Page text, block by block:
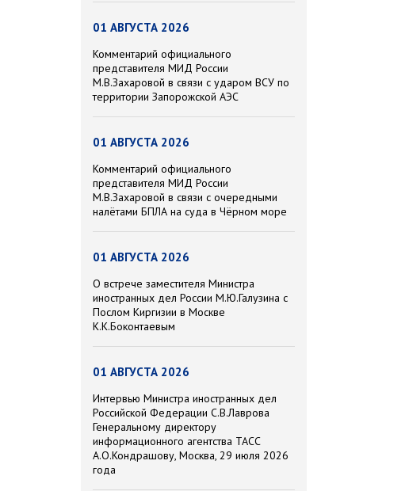
01 АВГУСТА 2026
Комментарий официального
представителя МИД России
М.В.Захаровой в связи с ударом ВСУ по
территории Запорожской АЭС
01 АВГУСТА 2026
Комментарий официального
представителя МИД России
М.В.Захаровой в связи с очередными
налётами БПЛА на суда в Чёрном море
01 АВГУСТА 2026
О встрече заместителя Министра
иностранных дел России М.Ю.Галузина с
Послом Киргизии в Москве
К.К.Боконтаевым
01 АВГУСТА 2026
Интервью Министра иностранных дел
Российской Федерации С.В.Лаврова
Генеральному директору
информационного агентства ТАСС
А.О.Кондрашову, Москва, 29 июля 2026
года